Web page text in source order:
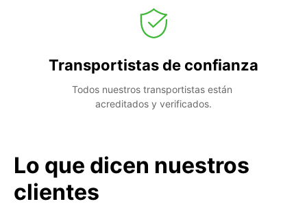
Transportistas de confianza
Todos nuestros transportistas están
acreditados y verificados.
Lo que dicen nuestros
clientes